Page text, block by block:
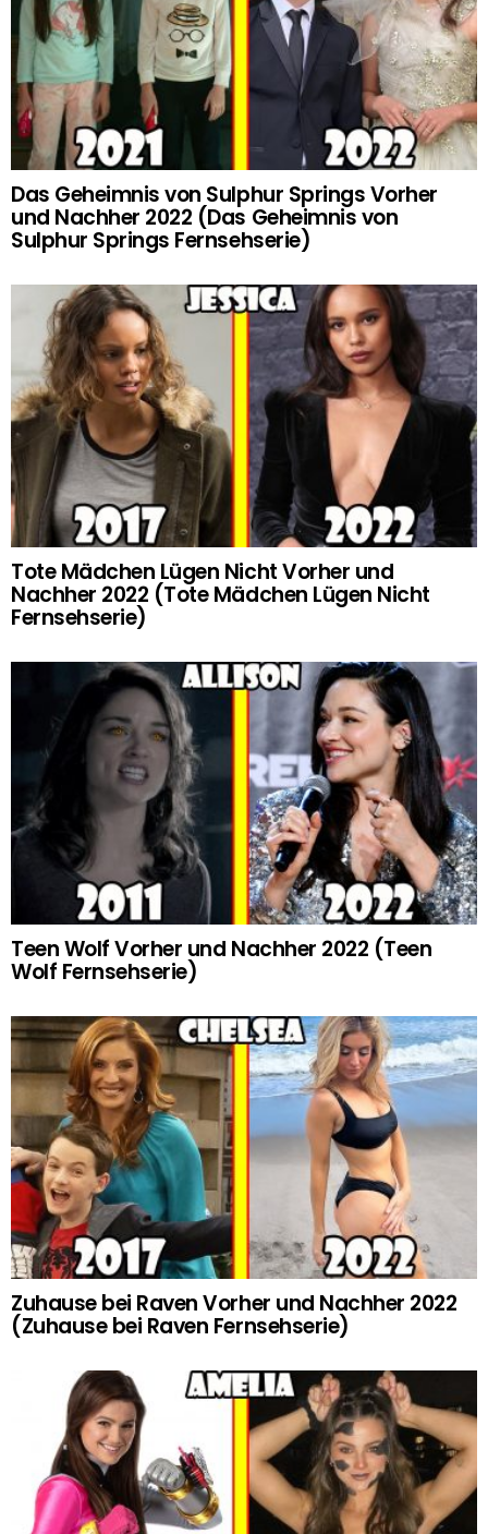
Das Geheimnis von Sulphur Springs Vorher
und Nachher 2022 (Das Geheimnis von
Sulphur Springs Fernsehserie)
Tote Mädchen Lügen Nicht Vorher und
Nachher 2022 (Tote Mädchen Lügen Nicht
Fernsehserie)
Teen Wolf Vorher und Nachher 2022 (Teen
Wolf Fernsehserie)
Zuhause bei Raven Vorher und Nachher 2022
(Zuhause bei Raven Fernsehserie)